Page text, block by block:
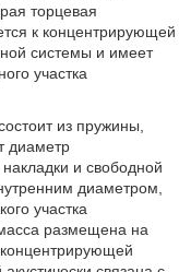
торцевая
к концентрирующей
системы и имеет
участка
из пружины,
диаметр
и свободной
диаметром,
участка
размещена на